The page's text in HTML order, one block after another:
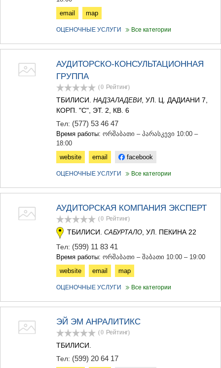
email
map
ОЦЕНОЧНЫЕ УСЛУГИ Все категории
АУДИТОРСКО-КОНСУЛЬТАЦИОННАЯ
ГРУППА
(0 Рейтинг)
ТБИЛИСИ. НАДЗАЛАДЕВИ, УЛ. Ц. ДАДИАНИ 7,
КОРП. "C", ЭТ. 2, КВ. 6
Тел: (577) 53 46 47
Время работы: ორშაბათი – პარასკევი 10:00 –
18:00
website
email facebook
ОЦЕНОЧНЫЕ УСЛУГИ Все категории
АУДИТОРСКАЯ КОМПАНИЯ ЭКСПЕРТ
(0 Рейтинг)
ТБИЛИСИ. САБУРТАЛО , УЛ. ПЕКИНА 22
Тел: (599) 11 83 41
Время работы: ორშაბათი – შაბათი 10:00 – 19:00
website
email map
ОЦЕНОЧНЫЕ УСЛУГИ Все категории
ЭЙ ЭМ АНРАЛИТИКС
(0 Рейтинг)
ТБИЛИСИ.
Тел: (599) 20 64 17